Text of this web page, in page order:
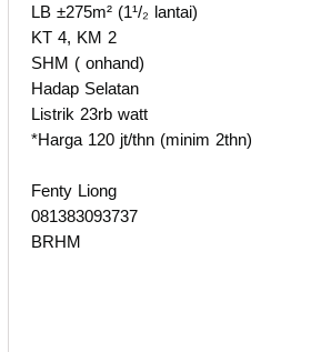
LB ±275m² (1¹/₂ lantai)
KT 4, KM 2
SHM ( onhand)
Hadap Selatan
Listrik 23rb watt
*Harga 120 jt/thn (minim 2thn)
Fenty Liong
081383093737
BRHM